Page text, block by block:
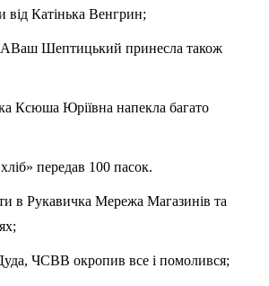
від Катінька Венгрин;
Шептицький принесла також
Ксюша Юріївна напекла багато
передав 100 пасок.
в Рукавичка Мережа Магазинів та
ЧСВВ окропив все і помолився;